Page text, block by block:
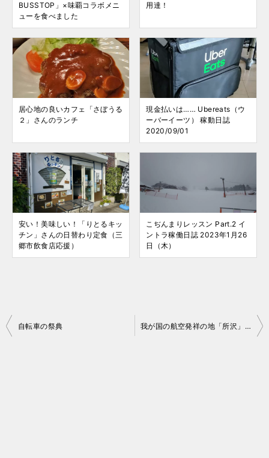
BUSSTOP」×味覇コラボメニ
ューを食べました
用達！
居心地の良いカフェ「さぼうる
２」さんのランチ
現金払いは…… Ubereats（ウ
ーバーイーツ） 稼動日誌
2020/09/01
安い！美味しい！「りとるキッ
チン」さんの日替わり定食（三
郷市飲食店応援）
こぢんまりレッスン Part.2 イ
ントラ稼働日誌 2023年1月26
日（木）
投
自転車の祭典 我が国の航空発祥の地「所沢」散策